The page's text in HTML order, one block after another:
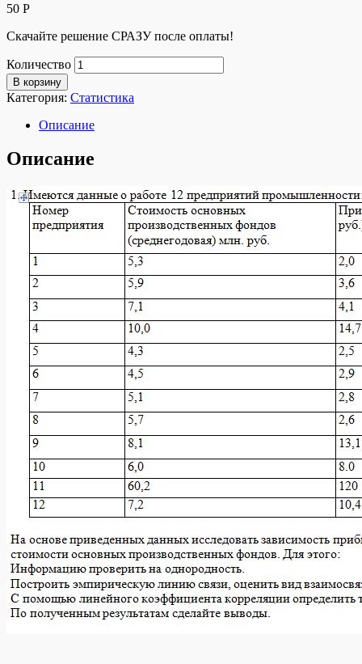
50 Р
Скачайте решение СРАЗУ после оплаты!
Количество
В корзину
Категория: Статистика
Описание
Описание